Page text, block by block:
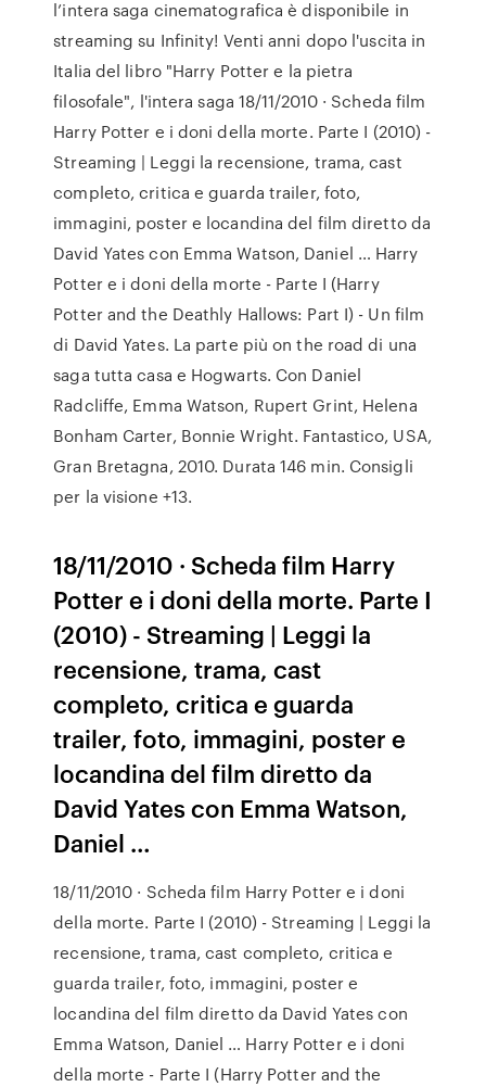
l’intera saga cinematografica è disponibile in
streaming su Infinity! Venti anni dopo l'uscita in
Italia del libro "Harry Potter e la pietra
filosofale", l'intera saga 18/11/2010 · Scheda film
Harry Potter e i doni della morte. Parte I (2010) -
Streaming | Leggi la recensione, trama, cast
completo, critica e guarda trailer, foto,
immagini, poster e locandina del film diretto da
David Yates con Emma Watson, Daniel … Harry
Potter e i doni della morte - Parte I (Harry
Potter and the Deathly Hallows: Part I) - Un film
di David Yates. La parte più on the road di una
saga tutta casa e Hogwarts. Con Daniel
Radcliffe, Emma Watson, Rupert Grint, Helena
Bonham Carter, Bonnie Wright. Fantastico, USA,
Gran Bretagna, 2010. Durata 146 min. Consigli
per la visione +13.
18/11/2010 · Scheda film Harry
Potter e i doni della morte. Parte I
(2010) - Streaming | Leggi la
recensione, trama, cast
completo, critica e guarda
trailer, foto, immagini, poster e
locandina del film diretto da
David Yates con Emma Watson,
Daniel …
18/11/2010 · Scheda film Harry Potter e i doni
della morte. Parte I (2010) - Streaming | Leggi la
recensione, trama, cast completo, critica e
guarda trailer, foto, immagini, poster e
locandina del film diretto da David Yates con
Emma Watson, Daniel … Harry Potter e i doni
della morte - Parte I (Harry Potter and the